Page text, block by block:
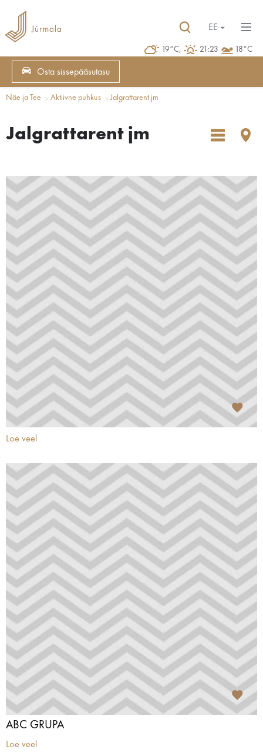
19°C, 21:23 18°C
EE
Osta sissepääsutasu
Näe ja Tee Aktiivne puhkus Jalgrattarent jm
Jalgrattarent jm
Loe veel
ABC GRUPA
Loe veel